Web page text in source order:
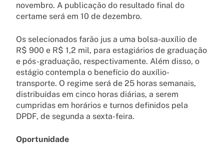
novembro. A publicação do resultado final do
certame será em 10 de dezembro.
Os selecionados farão jus a uma bolsa-auxílio de
R$ 900 e R$ 1,2 mil, para estagiários de graduação
e pós-graduação, respectivamente. Além disso, o
estágio contempla o benefício do auxílio-
transporte. O regime será de 25 horas semanais,
distribuídas em cinco horas diárias, a serem
cumpridas em horários e turnos definidos pela
DPDF, de segunda a sexta-feira.
Oportunidade